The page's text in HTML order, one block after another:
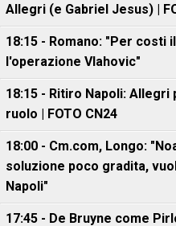
Allegri (e Gabriel Jesus) |
18:15 - Romano: "Per costi
l'operazione Vlahovic"
18:15 - Ritiro Napoli:
ruolo | FOTO CN24
18:00 - Cm.com, Longo:
soluzione poco gradita,
Napoli"
17:45 - De Bruyne come